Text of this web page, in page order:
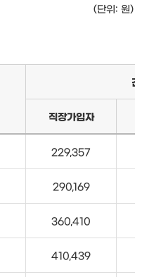
(단위: 원)
직장가입자
229,357
290,169
360,410
410,439